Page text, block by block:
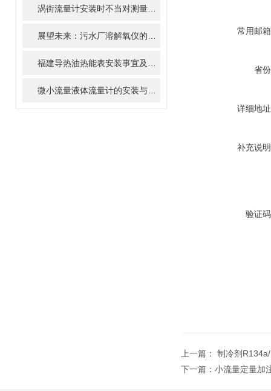
常用邮
省
详细地
补充说
验证
上一篇： 制冷剂
下一篇： 小流量定量加